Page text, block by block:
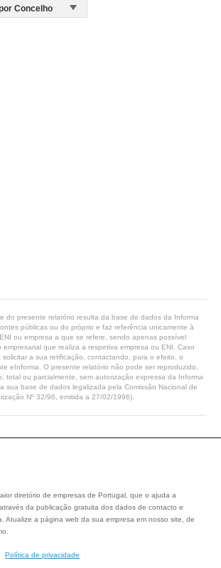
do presente relatório resulta da base de dados da Informa
públicas ou do próprio e faz referência unicamente à
ou empresa a que se refere, sendo apenas possível
empresarial que realiza a respetiva empresa ou ENI. Caso
a sua retificação, contactando, para o efeito, o
eInforma. O presente relatório não pode ser reproduzido,
total ou parcialmente, sem autorização expressa da Informa
sua base de dados legalizada pela Comissão Nacional de
Nº 32/96, emitida a 27/02/1996).
diretório de empresas de Portugal, que o ajuda a
da publicação gratuita dos dados de contacto e
Atualize a página web da sua empresa em nosso site, de
Política de privacidade